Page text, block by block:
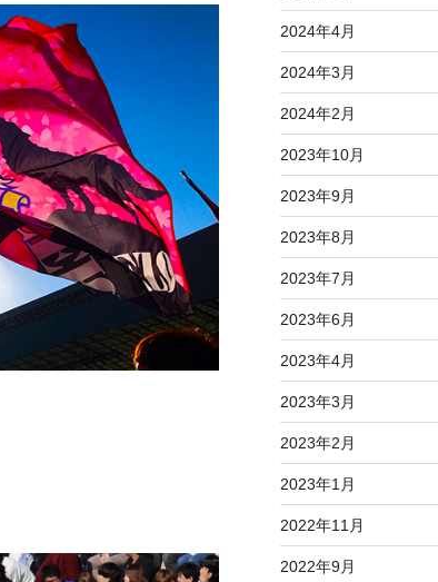
2024年4月
2024年3月
2024年2月
2023年10月
2023年9月
2023年8月
2023年7月
2023年6月
2023年4月
2023年3月
2023年2月
2023年1月
2022年11月
2022年9月